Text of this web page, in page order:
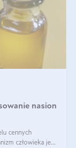
nasion
cennych
człowieka jest